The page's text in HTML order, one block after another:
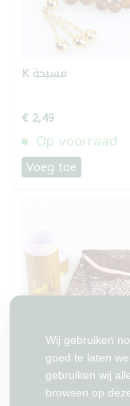
Wij gebruiken
goed te laten
gebruiken wij
browsen op
K مسبحة
€ 2,49
Op voorraad
Voeg toe
صلاة ومسبحة ضمن
علبة لون بني
€ 7,99